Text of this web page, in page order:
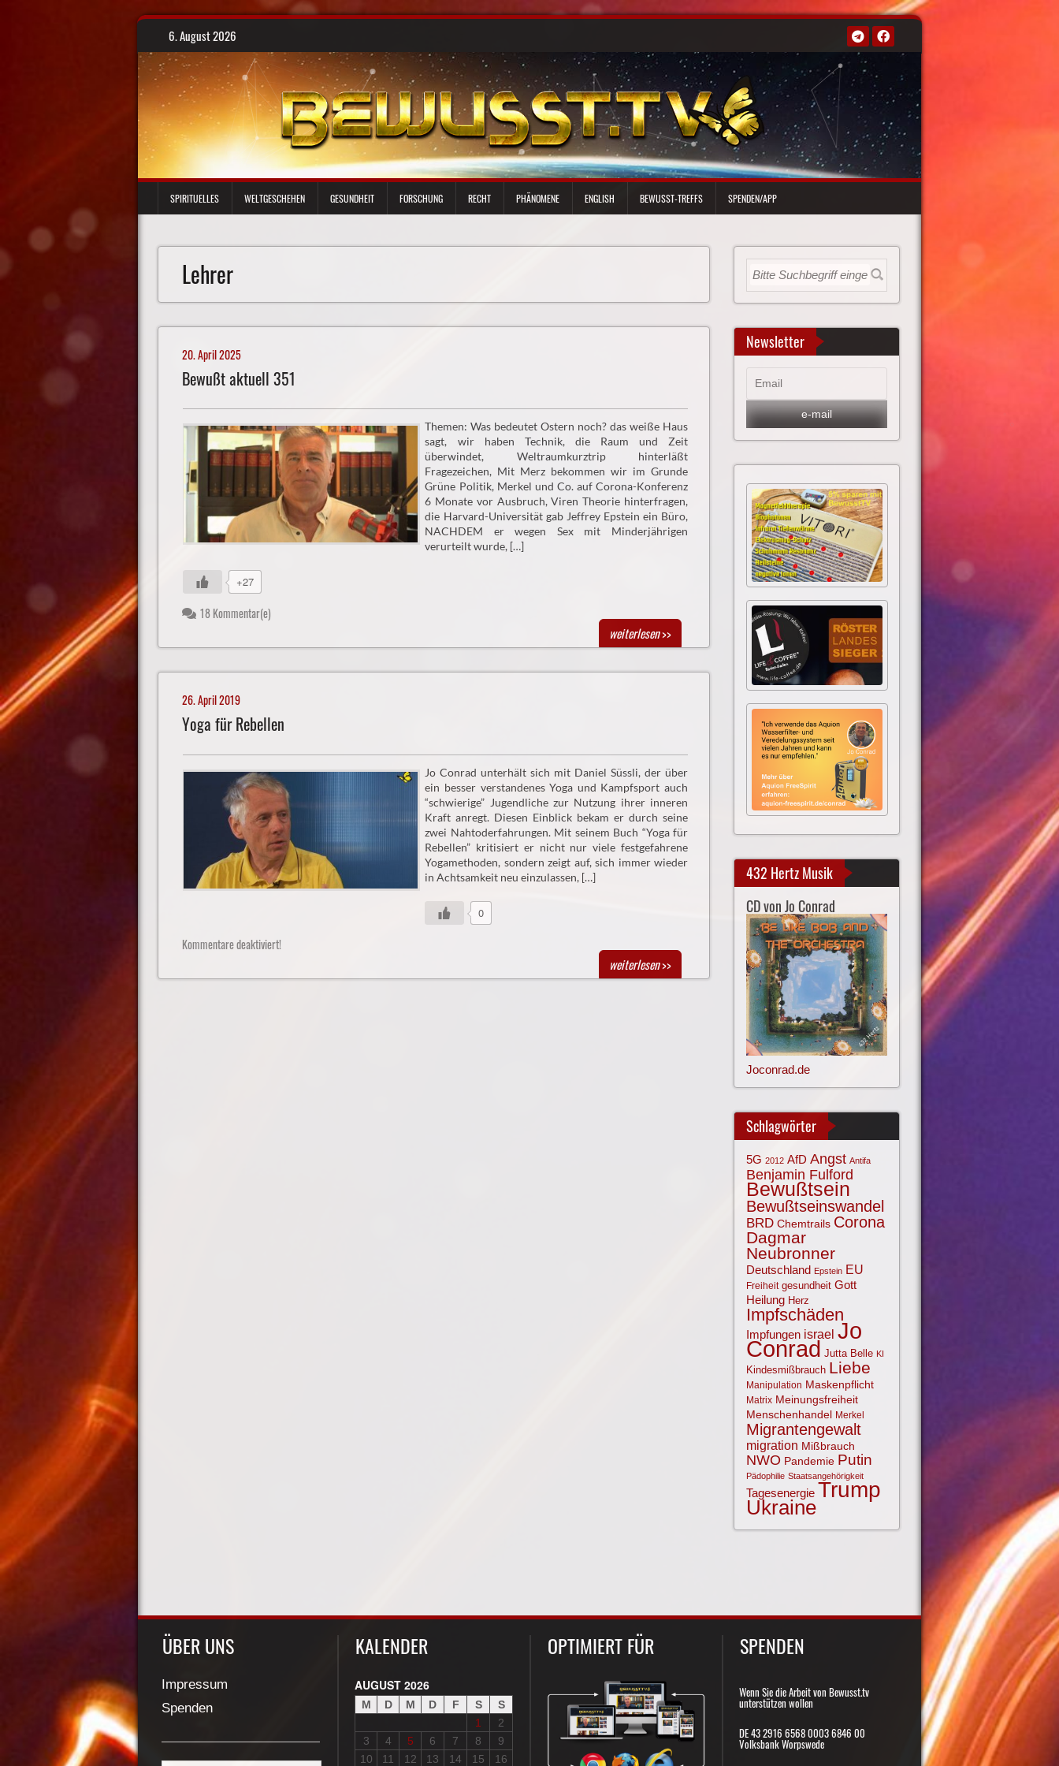
Skip
content
6. August 2026
SPIRITUELLES WELTGESCHEHEN GESUNDHEIT FORSCHUNG RECHT PHÄNOMENE ENGLISH BEWUSST-TREFFS SPENDEN/APP
Lehrer
20. April 2025
Bewußt aktuell 351
Themen: Was bedeutet Ostern noch? das weiße Haus
sagt, wir haben Technik, die Raum und Zeit
überwindet, Weltraumkurztrip hinterläßt
Fragezeichen, Mit Merz bekommen wir im Grunde
Grüne Politik, Merkel und Co. auf Corona-Konferenz
6 Monate vor Ausbruch, Viren Theorie hinterfragen,
die Harvard-Universität gab Jeffrey Epstein ein Büro,
NACHDEM er wegen Sex mit Minderjährigen
verurteilt wurde, […]
+27
18 Kommentar(e)
weiterlesen>>
26. April 2019
Yoga für Rebellen
Jo Conrad unterhält sich mit Daniel Süssli, der über
ein besser verstandenes Yoga und Kampfsport auch
“schwierige” Jugendliche zur Nutzung ihrer inneren
Kraft anregt. Diesen Einblick bekam er durch seine
zwei Nahtoderfahrungen. Mit seinem Buch “Yoga für
Rebellen” kritisiert er nicht nur viele festgefahrene
Yogamethoden, sondern zeigt auf, sich immer wieder
in Achtsamkeit neu einzulassen, […]
0
Kommentare deaktiviert!
weiterlesen>>
Newsletter
432 Hertz Musik
CD von Jo Conrad
Joconrad.de
Schlagwörter
5G 2012 AfD Angst Antifa
Benjamin Fulford
Bewußtsein
Bewußtseinswandel
BRD Chemtrails Corona
Dagmar
Neubronner
Deutschland Epstein EU
Freiheit gesundheit Gott
Heilung Herz
Impfschäden
Impfungen israel Jo
Conrad Jutta Belle KI
Kindesmißbrauch Liebe
Manipulation Maskenpflicht
Matrix Meinungsfreiheit
Menschenhandel Merkel
Migrantengewalt
migration Mißbrauch
NWO Pandemie Putin
Pädophilie Staatsangehörigkeit
Tagesenergie Trump
Ukraine
ÜBER UNS
Impressum
Spenden
KALENDER
AUGUST 2026
M D M D F S
S
1
2
3
4 5 6 7 8
9
10
11 12 13 14 15 16
OPTIMIERT FÜR SPENDEN
Wenn Sie die Arbeit von Bewusst.tv
unterstützen wollen
DE 43 2916 6568 0003 6846 00
Volksbank Worpswede